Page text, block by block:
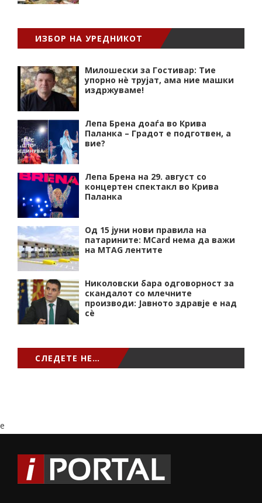
ИЗБОР НА УРЕДНИКОТ
Милошески за Гостивар: Тие
упорно нѐ трујат, ама ние машки
издржуваме!
Лепа Брена доаѓа во Крива
Паланка – Градот е подготвен, а
вие?
Лепа Брена на 29. август со
концертен спектакл во Крива
Паланка
Од 15 јуни нови правила на
патарините: MCard нема да важи
на MTAG лентите
Николовски бара одговорност за
скандалот со млечните
производи: Јавното здравје е над
сѐ
СЛЕДЕТЕ НЕ…
e